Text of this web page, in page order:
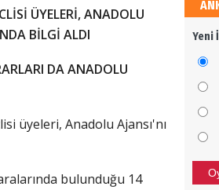
ÜYELERİ, ANADOLU
BİLGİ ALDI
DA ANADOLU
üyeleri, Anadolu Ajansı'nı
bulunduğu 14
Yeni